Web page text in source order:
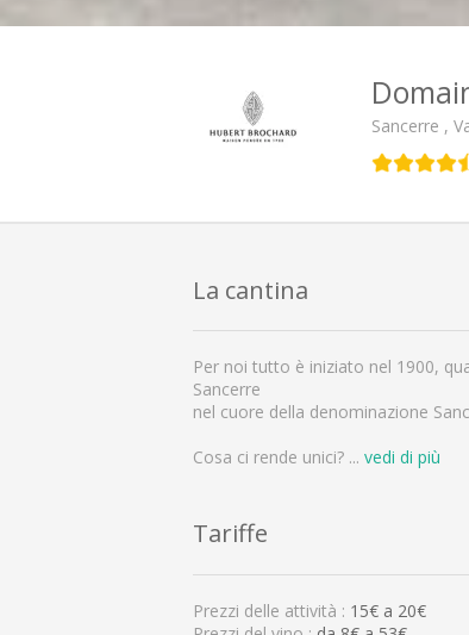
Sancerre ,
La cantina
Per noi tutto è iniziato nel 1900,
Sancerre
nel cuore della denominazione
Cosa ci rende unici? ... vedi di più
Tariffe
Prezzi delle attività : 15€ a 20€